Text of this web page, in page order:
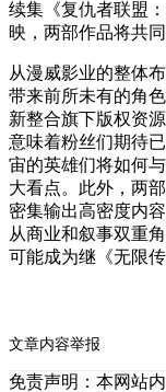
续集《复仇者联盟
映，两部作品将共
从漫威影业的整体
带来前所未有的角
新整合旗下版权资
意味着粉丝们期待
宙的英雄们将如何
大看点。此外，两
密集输出高密度内
从商业和叙事双重
可能成为继《无限
文章内容举报
免责声明：本网站